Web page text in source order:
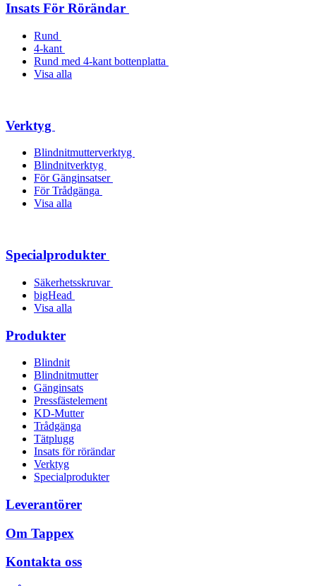
Insats För Rörändar
Rund
4-kant
Rund med 4-kant bottenplatta
Visa alla
Verktyg
Blindnitmutterverktyg
Blindnitverktyg
För Gänginsatser
För Trådgänga
Visa alla
Specialprodukter
Säkerhetsskruvar
bigHead
Visa alla
Produkter
Blindnit
Blindnitmutter
Gänginsats
Pressfästelement
KD-Mutter
Trådgänga
Tätplugg
Insats för rörändar
Verktyg
Specialprodukter
Leverantörer
Om Tappex
Kontakta oss